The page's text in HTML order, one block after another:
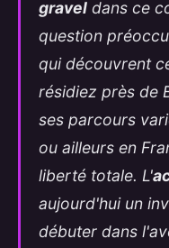
gravel dans ce
question
qui découvrent
résidiez près de
ses parcours
ou ailleurs en
liberté totale. L'
aujourd'hui un
débuter dans